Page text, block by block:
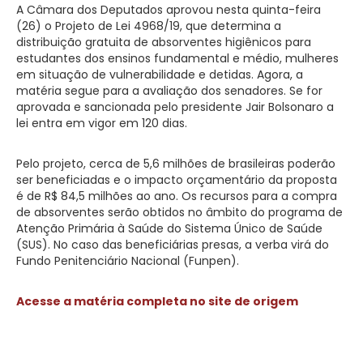
A Câmara dos Deputados aprovou nesta quinta-feira
(26) o Projeto de Lei 4968/19, que determina a
distribuição gratuita de absorventes higiênicos para
estudantes dos ensinos fundamental e médio, mulheres
em situação de vulnerabilidade e detidas. Agora, a
matéria segue para a avaliação dos senadores. Se for
aprovada e sancionada pelo presidente Jair Bolsonaro a
lei entra em vigor em 120 dias.
Pelo projeto, cerca de 5,6 milhões de brasileiras poderão
ser beneficiadas e o impacto orçamentário da proposta
é de R$ 84,5 milhões ao ano. Os recursos para a compra
de absorventes serão obtidos no âmbito do programa de
Atenção Primária à Saúde do Sistema Único de Saúde
(SUS). No caso das beneficiárias presas, a verba virá do
Fundo Penitenciário Nacional (Funpen).
Acesse a matéria completa no site de origem